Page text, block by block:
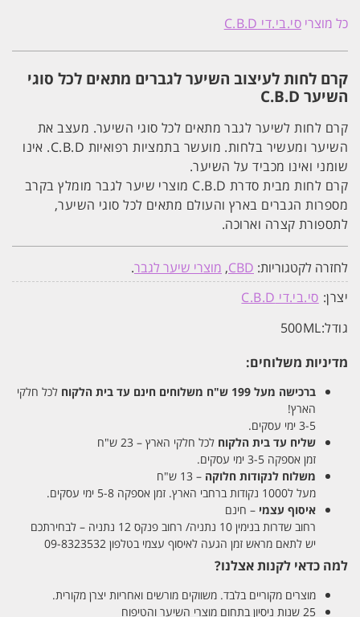
לחות
לגבר
השיער
מ"ל
C.B.D
כל מוצרי סי.בי.די C.B.D
קרם לחות לעיצוב השיער לגברים מתאים לכל סוגי
השיער C.B.D
קרם לחות לשיער לגבר מתאים לכל סוגי השיער. מעצב את
השיער ומעשיר בלחות. מועשר בתמציות רפואיות C.B.D. אינו
שומני ואינו מכביד על השיער.
קרם לחות מבית סדרת C.B.D מוצרי שיער לגבר מומלץ בקרב
מספרות הגברים בארץ והעולם מתאים לכל סוגי השיער,
לתספורת קצרה וארוכה.
לחזרה לקטגוריות: CBD
, מוצרי שיער לגבר.
יצרן: סי.בי.די C.B.D
גודל:500ML
מדיניות משלוחים:
ברכישה מעל 199 ש"ח משלוחים חינם עד בית הלקוח לכל חלקי
הארץ!
3-5 ימי עסקים.
שליח עד בית הלקוח לכל חלקי הארץ – 23 ש"ח
זמן אספקה 3-5 ימי עסקים.
משלוח לנקודות חלוקה – 13 ש"ח
מעל ל1000 נקודות ברחבי הארץ. זמן אספקה 5-8 ימי עסקים.
איסוף עצמי – חינם
רחוב שדרות בנימין 10 נתניה/ רחוב פנקס 12 נתניה – לבחירתכם
יש לתאם מראש זמן הגעה לאיסוף עצמי בטלפון 09-8323532
למה כדאי לקנות אצלנו?
מוצרים מקוריים בלבד. משווקים מורשים ואחריות יצרן מקורית.
25 שנות ניסיון בתחום מוצרי השיער והטיפוח